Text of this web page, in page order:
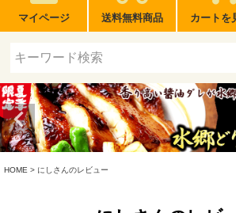
マイページ 送料無料商品 カートを
HOME にしさんのレビュー